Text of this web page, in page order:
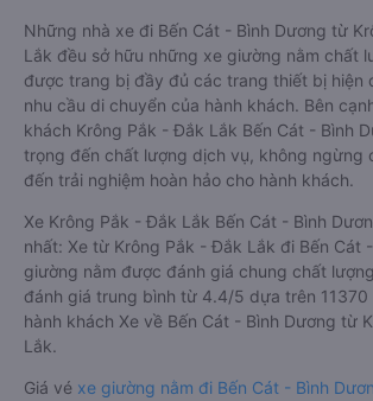
Những nhà xe đi Bến Cát - Bình Dương từ
Lắk đều sở hữu những xe giường nằm chất
được trang bị đầy đủ các trang thiết bị hiện
nhu cầu di chuyển của hành khách. Bên
khách Krông Pắk - Đắk Lắk Bến Cát - Bình
trọng đến chất lượng dịch vụ, không ngừng
đến trải nghiệm hoàn hảo cho hành khách.
Xe Krông Pắk - Đắk Lắk Bến Cát - Bình
nhất: Xe từ Krông Pắk - Đắk Lắk đi Bến Cát
giường nằm được đánh giá chung chất
đánh giá trung bình từ 4.4/5 dựa trên 11370
hành khách Xe về Bến Cát - Bình Dương từ
Lắk.
Giá vé xe giường nằm đi Bến Cát - Bình